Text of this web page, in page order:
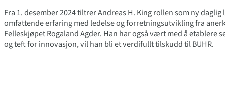
Fra 1. desember 2024 tiltrer Andreas H. King rollen som ny
omfattende erfaring med ledelse og forretningsutvikling fra
Felleskjøpet Rogaland Agder. Han har også vært med å etablere
og teft for innovasjon, vil han bli et verdifullt tilskudd til BUHR.